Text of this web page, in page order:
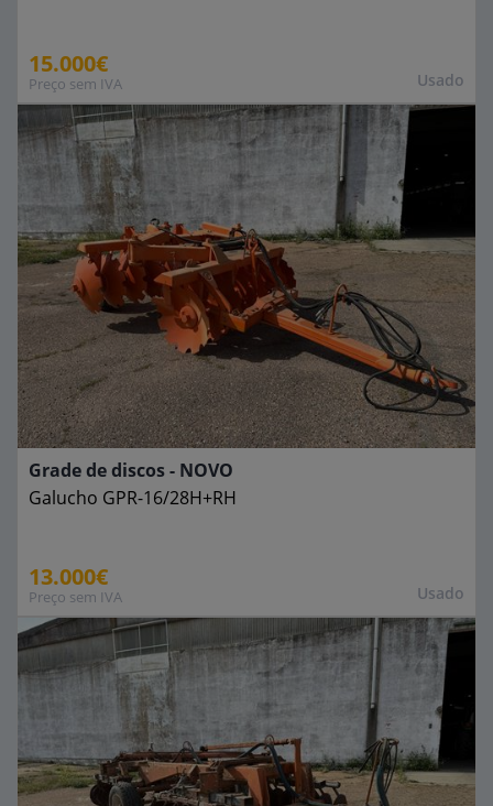
Usado
15.000€
Preço sem IVA
Usado
Grade de discos - NOVO
Galucho GPR-16/28H+RH
13.000€
Preço sem IVA